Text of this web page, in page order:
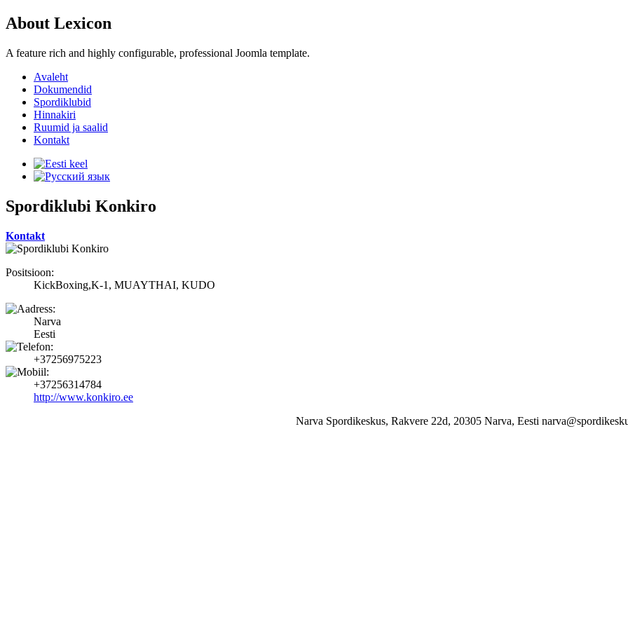
About Lexicon
A feature rich and highly configurable, professional Joomla template.
Avaleht
Dokumendid
Spordiklubid
Hinnakiri
Ruumid ja saalid
Kontakt
Spordiklubi Konkiro
Kontakt
Positsioon:
KickBoxing,K-1, MUAYTHAI, KUDO
Narva
Eesti
+37256975223
+37256314784
http://www.konkiro.ee
Narva Spordikeskus, Rakvere 22d, 20305 Narva, Eesti